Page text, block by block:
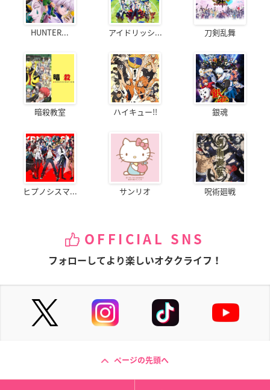
HUNTER... アイドリッシ... 刀剣乱舞
暗殺教室 ハイキュー!! 銀魂
ヒプノシスマ... サンリオ 呪術廻戦
OFFICIAL SNS
フォローしてより楽しいオタクライフ！
ページの先頭へ